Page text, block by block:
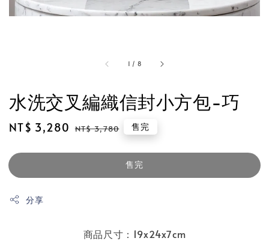
1 / 8
水洗交叉編織信封小方包-巧
Sale
NT$ 3,280 Regular
NT$ 3,780 售完
售完
分享
商品尺寸：19x24x7cm